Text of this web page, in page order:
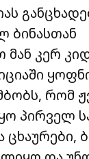
ბინასთან
მან კერ
რომ
პირველ